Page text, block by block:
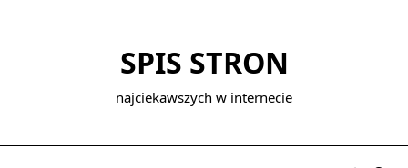
SPIS STRON
najciekawszych w internecie